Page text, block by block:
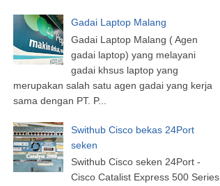
Gadai Laptop Malang
Gadai Laptop Malang ( Agen
gadai laptop) yang melayani
gadai khsus laptop yang
merupakan salah satu agen gadai yang kerja
sama dengan PT. P...
Swithub Cisco bekas 24Port
seken
Swithub Cisco seken 24Port -
Cisco Catalist Express 500 Series